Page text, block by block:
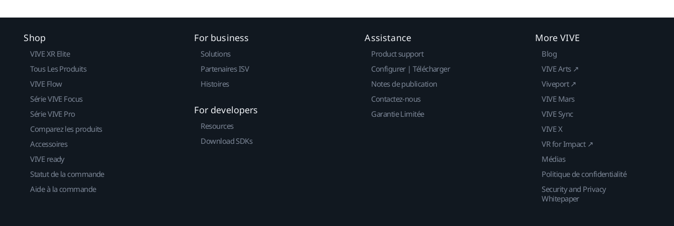
Shop
VIVE XR Elite
Tous Les Produits
VIVE Flow
Série VIVE Focus
Série VIVE Pro
Comparez les produits
Accessoires
VIVE ready
Statut de la commande
Aide à la commande
For business
Solutions
Partenaires ISV
Histoires
For developers
Resources
Download SDKs
Assistance
Product support
Configurer | Télécharger
Notes de publication
Contactez-nous
Garantie Limitée
More VIVE
Blog
VIVE Arts ↗
Viveport ↗
VIVE Mars
VIVE Sync
VIVE X
VR for Impact ↗
Médias
Politique de confidentialité
Security and Privacy
Whitepaper